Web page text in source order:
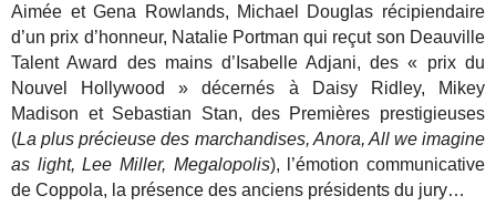
Aimée et Gena Rowlands, Michael Douglas récipiendaire
d’un prix d’honneur, Natalie Portman qui reçut son Deauville
Talent Award des mains d’Isabelle Adjani, des « prix du
Nouvel Hollywood » décernés à Daisy Ridley, Mikey
Madison et Sebastian Stan, des Premières prestigieuses
(La plus précieuse des marchandises, Anora, All we imagine
as light, Lee Miller, Megalopolis), l’émotion communicative
de Coppola, la présence des anciens présidents du jury…